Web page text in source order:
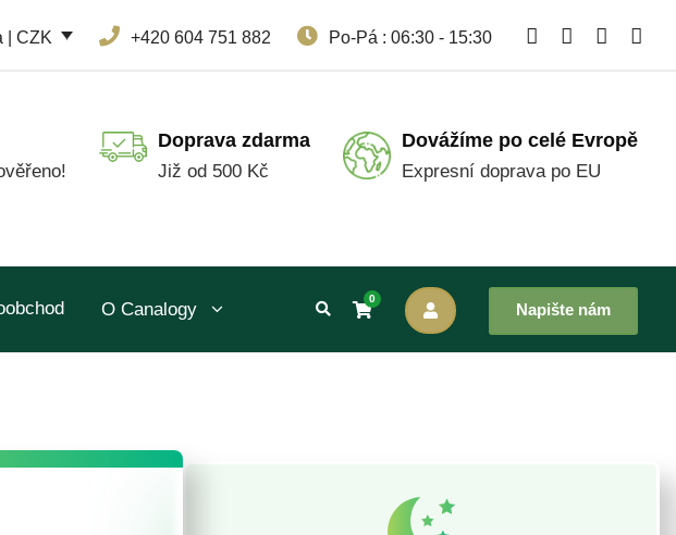
| CZK +420 604 751 882 Po-Pá : 06:30 - 15:30
Doprava zdarma
Již od 500 Kč
Dovážíme po celé Evropě
Expresní doprava po EU
O Canalogy
0
Napište nám